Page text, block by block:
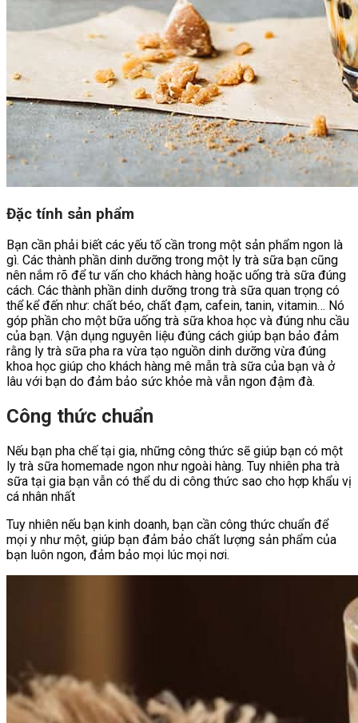
Đặc tính sản phẩm
Bạn cần phải biết các yếu tố cần trong một sản phẩm ngon là
gì. Các thành phần dinh dưỡng trong một ly trà sữa bạn cũng
nên nắm rõ để tư vấn cho khách hàng hoặc uống trà sữa đúng
cách. Các thành phần dinh dưỡng trong trà sữa quan trọng có
thể kể đến như: chất béo, chất đạm, cafein, tanin, vitamin… Nó
góp phần cho một bữa uống trà sữa khoa học và đúng nhu cầu
của bạn. Vận dụng nguyên liệu đúng cách giúp bạn bảo đảm
rằng ly trà sữa pha ra vừa tạo nguồn dinh dưỡng vừa đúng
khoa học giúp cho khách hàng mê mẫn trà sữa của bạn và ở
lâu với bạn do đảm bảo sức khỏe mà vẫn ngon đậm đà.
Công thức chuẩn
Nếu bạn pha chế tại gia, những công thức sẽ giúp bạn có một
ly trà sữa homemade ngon như ngoài hàng. Tuy nhiên pha trà
sữa tại gia bạn vẫn có thể du di công thức sao cho hợp khẩu vị
cá nhân nhất
Tuy nhiên nếu bạn kinh doanh, bạn cần công thức chuẩn để
mọi y như một, giúp bạn đảm bảo chất lượng sản phẩm của
bạn luôn ngon, đảm bảo mọi lúc mọi nơi.